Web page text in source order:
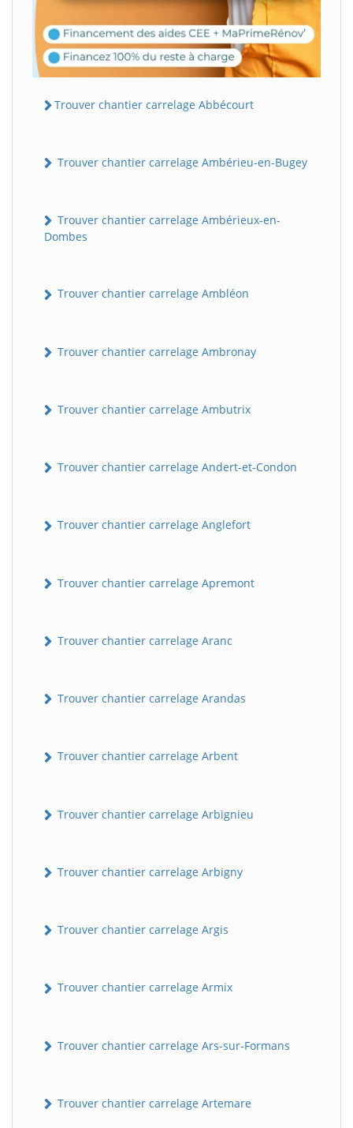
Trouver chantier carrelage Abbécourt
Trouver chantier carrelage Ambérieu-en-Bugey
Trouver chantier carrelage Ambérieux-en-
Dombes
Trouver chantier carrelage Ambléon
Trouver chantier carrelage Ambronay
Trouver chantier carrelage Ambutrix
Trouver chantier carrelage Andert-et-Condon
Trouver chantier carrelage Anglefort
Trouver chantier carrelage Apremont
Trouver chantier carrelage Aranc
Trouver chantier carrelage Arandas
Trouver chantier carrelage Arbent
Trouver chantier carrelage Arbignieu
Trouver chantier carrelage Arbigny
Trouver chantier carrelage Argis
Trouver chantier carrelage Armix
Trouver chantier carrelage Ars-sur-Formans
Trouver chantier carrelage Artemare